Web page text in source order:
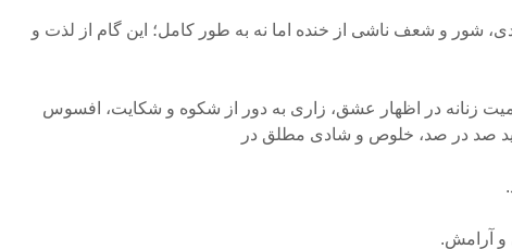
شور و شعف ناشی از خنده اما نه به طور کامل؛ این گام از لذت و
زنانه در اظهار عشق، زاری به دور از شکوه و شکایت، افسوس
صد در صد، خلوص و شادی مطلق در
و آرامش.